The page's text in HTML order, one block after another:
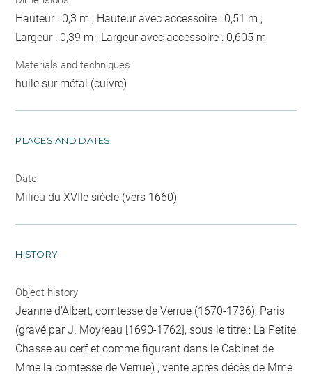
Hauteur : 0,3 m ; Hauteur avec accessoire : 0,51 m ;
Largeur : 0,39 m ; Largeur avec accessoire : 0,605 m
Materials and techniques
huile sur métal (cuivre)
PLACES AND DATES
Date
Milieu du XVIIe siècle (vers 1660)
HISTORY
Object history
Jeanne d’Albert, comtesse de Verrue (1670-1736), Paris
(gravé par J. Moyreau [1690-1762], sous le titre : La Petite
Chasse au cerf et comme figurant dans le Cabinet de
Mme la comtesse de Verrue) ; vente après décès de Mme